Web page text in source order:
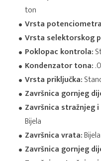
ton
Vrsta
Vrsta selektorskog
Poklopac kontrola:
Kondenzator tona:
Vrsta priključka:
Završnica gornjeg
Završnica stražnjeg
Bijela
Završnica vrata:Bijela
Završnica gornjeg